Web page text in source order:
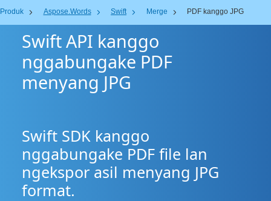
Produk Aspose.Words Swift Merge PDF kanggo JPG
Swift API kanggo
nggabungake PDF
menyang JPG
Swift SDK kanggo
nggabungake PDF file lan
ngekspor asil menyang JPG
format.